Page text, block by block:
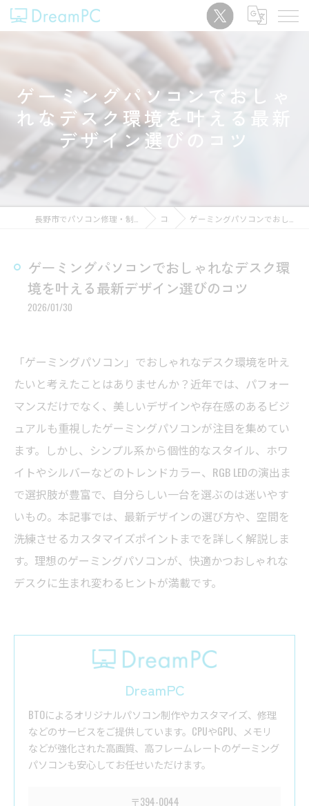
ゲーミングパソコンでおしゃ
れなデスク環境を叶える最新
デザイン選びのコツ
コラム ゲーミングパソコンでおしゃれなデスク環境を叶える最新デザイン選びのコツ
ゲーミングパソコンでおしゃれなデスク環
境を叶える最新デザイン選びのコツ
2026/01/30
「ゲーミングパソコン」でおしゃれなデスク環境を叶え
たいと考えたことはありませんか？近年では、パフォー
マンスだけでなく、美しいデザインや存在感のあるビジ
ュアルも重視したゲーミングパソコンが注目を集めてい
ます。しかし、シンプル系から個性的なスタイル、ホワ
イトやシルバーなどのトレンドカラー、RGB LEDの演出ま
で選択肢が豊富で、自分らしい一台を選ぶのは迷いやす
いもの。本記事では、最新デザインの選び方や、空間を
洗練させるカスタマイズポイントまでを詳しく解説しま
す。理想のゲーミングパソコンが、快適かつおしゃれな
デスクに生まれ変わるヒントが満載です。
DreamPC
BTOによるオリジナルパソコン制作やカスタマイズ、修理
などのサービスをご提供しています。CPUやGPU、メモリ
などが強化された高画質、高フレームレートのゲーミング
パソコンも安心してお任せいただけます。
〒394-0044